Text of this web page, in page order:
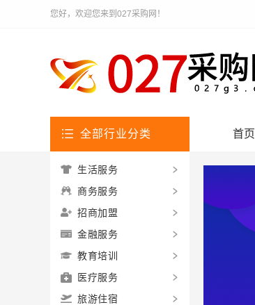
您好，欢迎您来到027采购网！
全部行业分类 首页
生活服务
商务服务
招商加盟
金融服务
教育培训
医疗服务
旅游住宿